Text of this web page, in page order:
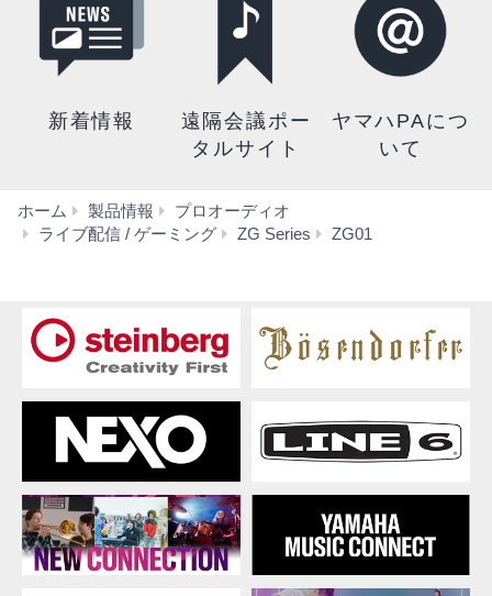
新着情報
遠隔会議ポー
タルサイト
ヤマハPAにつ
いて
ホーム 製品情報
プロオーディオ
ライブ配信 / ゲーミング
ZG Series ZG01
ド